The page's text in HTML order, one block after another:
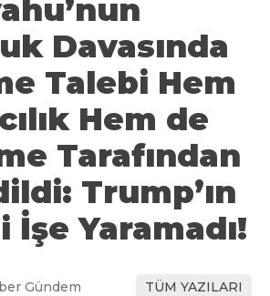
Davasında
Talebi Hem
Hem de
Tarafından
Trump’ın
İşe Yaramadı!
Gündem TÜM YAZILARI